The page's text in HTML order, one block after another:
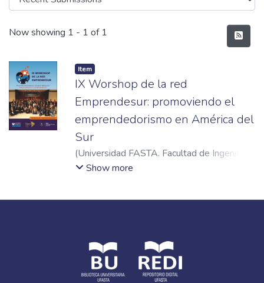
Recent Submissions
Now showing 1 - 1 of 1
Item
IX Worshop de la red
Emprendesur: promoviendo el
emprendedorismo en América del
Sur
(Universidad FASTA. Facultad de Ingeniería
2016)Giordano Lerena, Roberto
Show more